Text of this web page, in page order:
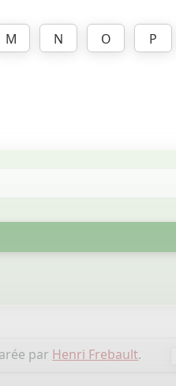
M N O P
par Henri Frebault.